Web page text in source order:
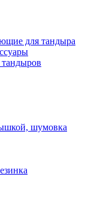
для тандыра
тандыров
шумовка